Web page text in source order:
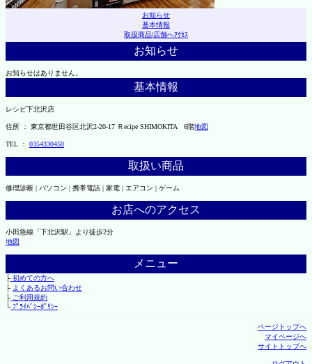
お知らせ
基本情報
取扱商品|店舗へｱｸｾｽ
お知らせ
お知らせはありません。
基本情報
レシピ下北沢店
住所 ： 東京都世田谷区北沢2-20-17 Ｒecipe SHIMOKITA 6階地図
TEL ： 0354330450
取扱い商品
修理診断 | パソコン | 携帯電話 | 家電 | エアコン | ゲーム
お店へのアクセス
小田急線「下北沢駅」より徒歩2分
地図
メニュー
├初めての方へ
├ よくあるお問い合わせ
├ご利用規約
└ﾌﾟﾗｲﾊﾞｼｰﾎﾟﾘｼｰ
ページトップへ
マイページへ
サイトトップへ